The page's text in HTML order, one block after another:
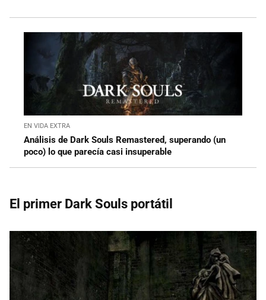
EN VIDA EXTRA
Análisis de Dark Souls Remastered, superando (un
poco) lo que parecía casi insuperable
El primer Dark Souls portátil